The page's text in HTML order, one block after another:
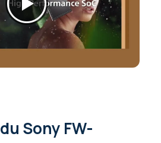
du Sony FW-